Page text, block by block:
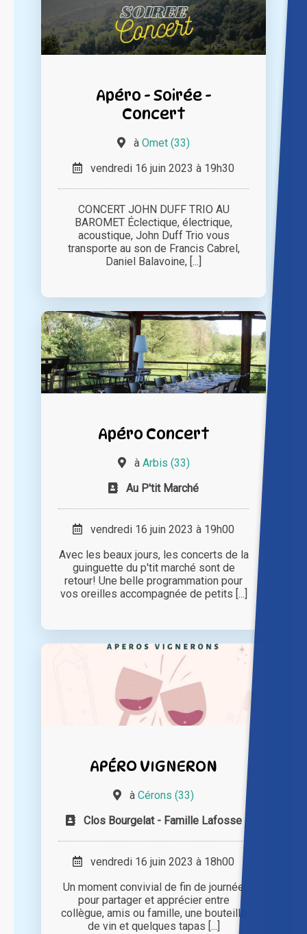
Apéro - Soirée -
Concert
à Omet (33)
vendredi 16 juin 2023 à 19h30
CONCERT JOHN DUFF TRIO AU
BAROMET Éclectique, électrique,
acoustique, John Duff Trio vous
transporte au son de Francis Cabrel,
Daniel Balavoine, [...]
Apéro Concert
à Arbis (33)
Au P'tit Marché
vendredi 16 juin 2023 à 19h00
Avec les beaux jours, les concerts de la
guinguette du p'tit marché sont de
retour! Une belle programmation pour
vos oreilles accompagnée de petits [...]
APÉRO VIGNERON
à Cérons (33)
Clos Bourgelat - Famille Lafosse
vendredi 16 juin 2023 à 18h00
Un moment convivial de fin de journée
pour partager et apprécier entre
collègue, amis ou famille, une bouteille
de vin et quelques tapas [...]